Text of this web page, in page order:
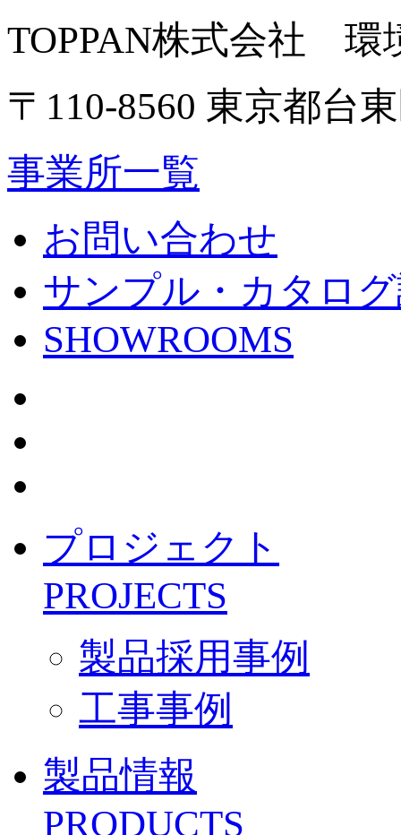
TOPPAN株式会社 環
〒110-8560 東京都台
事業所一覧
お問い合わせ
サンプル・カタロ
SHOWROOMS
プロジェクト
PROJECTS
製品採用事例
工事事例
製品情報
PRODUCTS